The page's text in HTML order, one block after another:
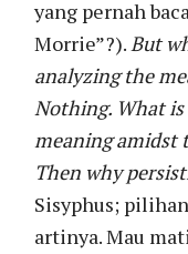
yang pernah
Morrie”?).But
analyzing the
Nothing. What
meaning amidst
Then why
Sisyphus;
artinya. Mau